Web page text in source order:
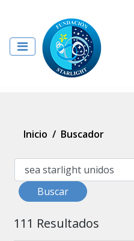
Inicio / Buscador
Buscar
111 Resultados